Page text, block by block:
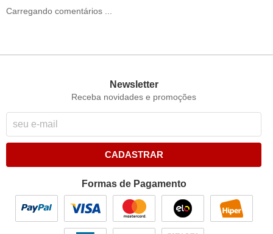
Carregando comentários ...
Newsletter
Receba novidades e promoções
CADASTRAR
Formas de Pagamento